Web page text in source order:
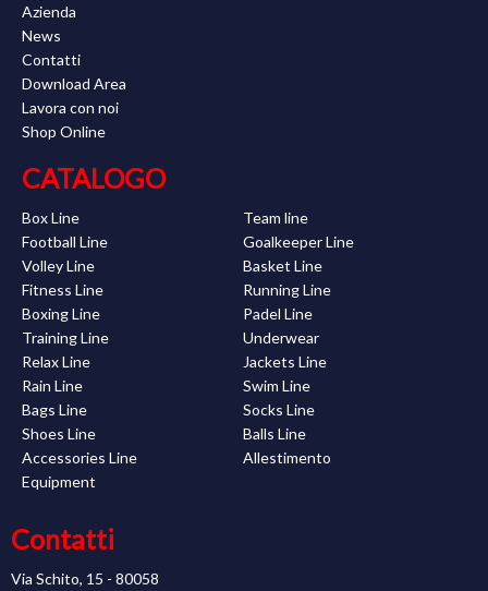
Azienda
News
Contatti
Download Area
Lavora con noi
Shop Online
CATALOGO
Box Line
Team line
Football Line
Goalkeeper Line
Volley Line
Basket Line
Fitness Line
Running Line
Boxing Line
Padel Line
Training Line
Underwear
Relax Line
Jackets Line
Rain Line
Swim Line
Bags Line
Socks Line
Shoes Line
Balls Line
Accessories Line
Allestimento
Equipment
Contatti
Via Schito, 15 - 80058